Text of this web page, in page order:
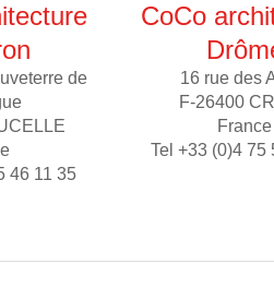
de
46 11 35
CoCo
16 rue des
F-26400
France
Tel +33 (0)4 75